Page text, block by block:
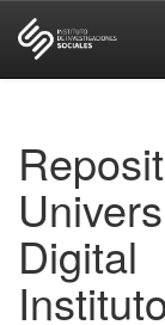
Digital